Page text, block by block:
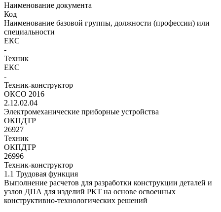
Наименование документа
Код
Наименование базовой группы, должности (профессии) или
специальности
ЕКС
-
Техник
ЕКС
-
Техник-конструктор
ОКСО 2016
2.12.02.04
Электромеханические приборные устройства
ОКПДТР
26927
Техник
ОКПДТР
26996
Техник-конструктор
1.1 Трудовая функция
Выполнение расчетов для разработки конструкции деталей и
узлов ДПА для изделий РКТ на основе освоенных
конструктивно-технологических решений